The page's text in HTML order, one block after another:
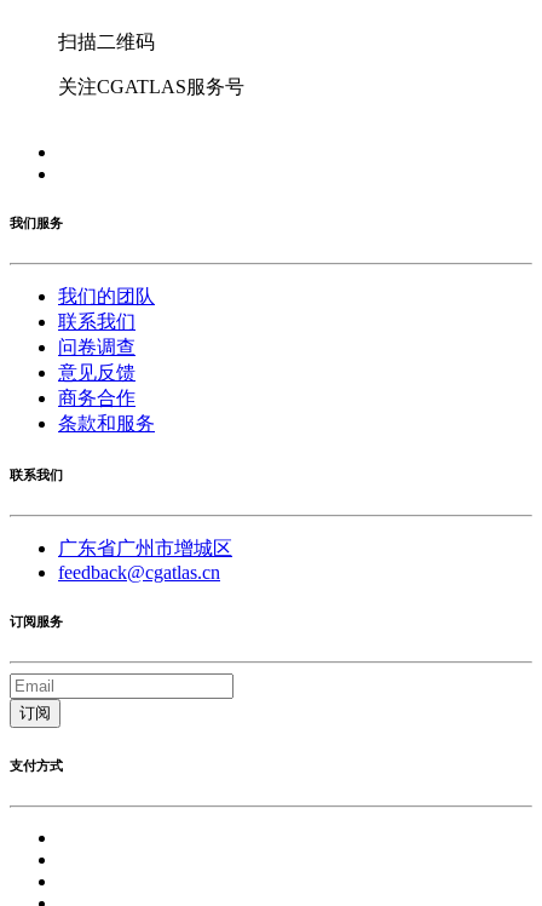
扫描二维码
关注CGATLAS服务号
我们服务
我们的团队
联系我们
问卷调查
意见反馈
商务合作
条款和服务
联系我们
广东省广州市增城区
feedback@cgatlas.cn
订阅服务
订阅
支付方式